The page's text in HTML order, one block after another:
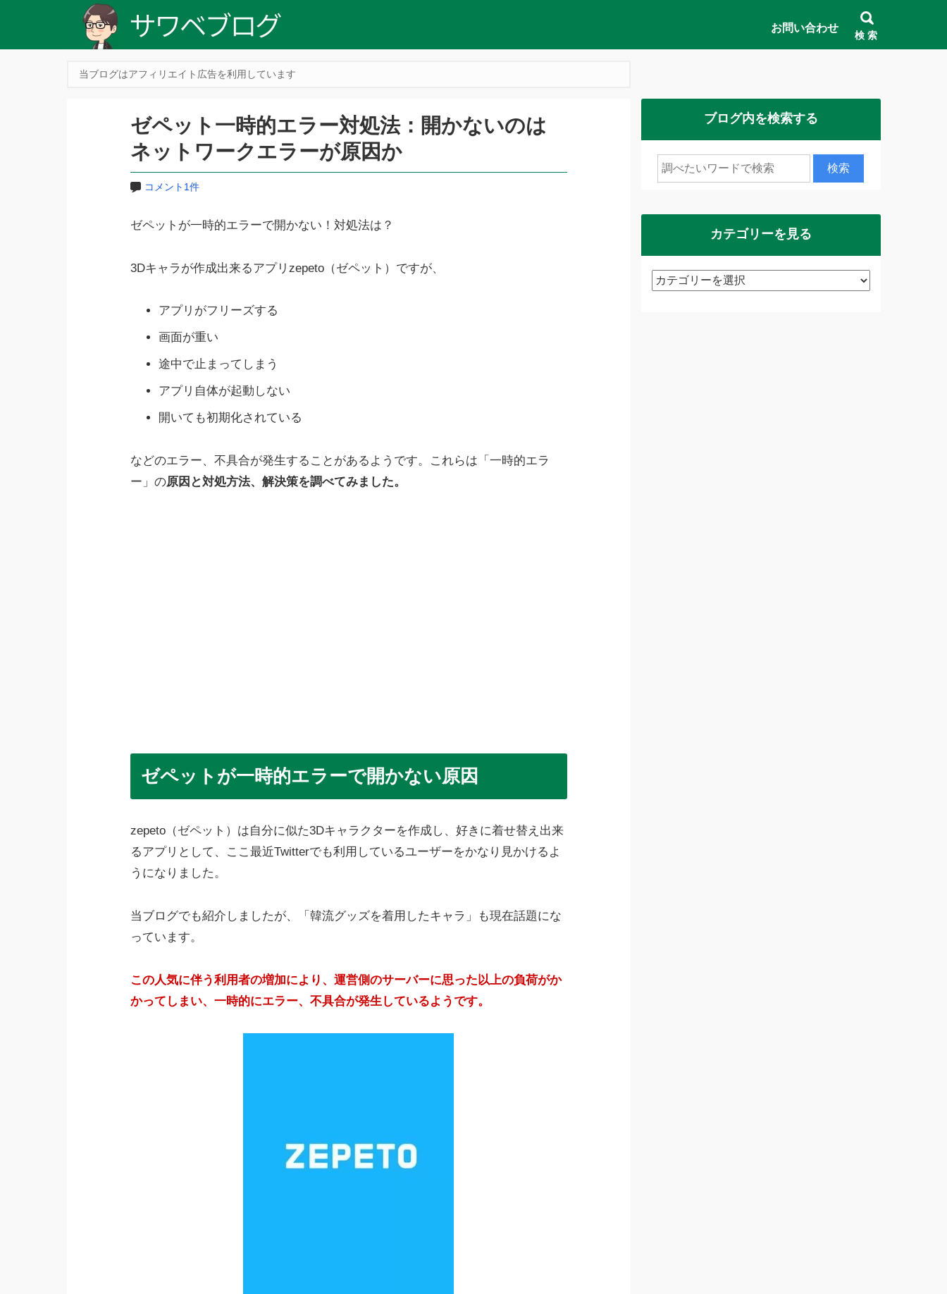
お問い合わせ
検 索
当ブログはアフィリエイト広告を利用しています
ゼペット一時的エラー対処法：開かないのは
ネットワークエラーが原因か
コメント1件
ゼペットが一時的エラーで開かない！対処法は？
3Dキャラが作成出来るアプリzepeto（ゼペット）ですが、
アプリがフリーズする
画面が重い
途中で止まってしまう
アプリ自体が起動しない
開いても初期化されている
などのエラー、不具合が発生することがあるようです。これらは「一時的エラ
ー」の原因と対処方法、解決策を調べてみました。
ゼペットが一時的エラーで開かない原因
zepeto（ゼペット）は自分に似た3Dキャラクターを作成し、好きに着せ替え出来
るアプリとして、ここ最近Twitterでも利用しているユーザーをかなり見かけるよ
うになりました。
当ブログでも紹介しましたが、「韓流グッズを着用したキャラ」も現在話題にな
っています。
この人気に伴う利用者の増加により、運営側のサーバーに思った以上の負荷がか
かってしまい、一時的にエラー、不具合が発生しているようです。
ブログ内を検索する
カテゴリーを見る
カ